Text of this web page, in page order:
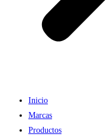
Inicio
Marcas
Productos